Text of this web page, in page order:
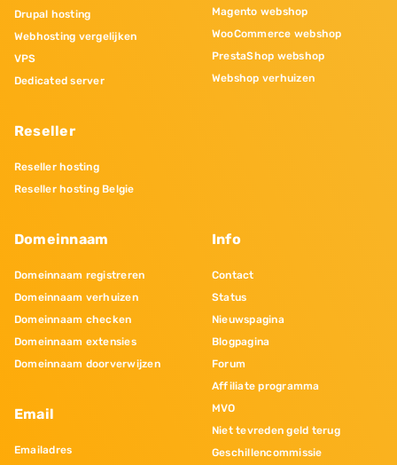
Drupal hosting
Webhosting vergelijken
VPS
Dedicated server
Reseller
Reseller hosting
Reseller hosting Belgie
Magento webshop
WooCommerce webshop
PrestaShop webshop
Webshop verhuizen
Domeinnaam
Domeinnaam registreren
Domeinnaam verhuizen
Domeinnaam checken
Domeinnaam extensies
Domeinnaam doorverwijzen
Email
Emailadres
Info
Contact
Status
Nieuwspagina
Blogpagina
Forum
Affiliate programma
MVO
Niet tevreden geld terug
Geschillencommissie